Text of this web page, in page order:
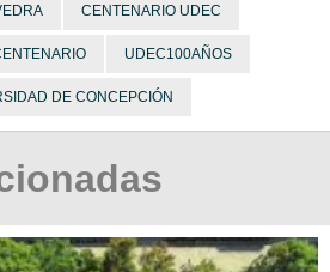
CENTENARIO UDEC
UDEC100AÑOS
DE CONCEPCIÓN